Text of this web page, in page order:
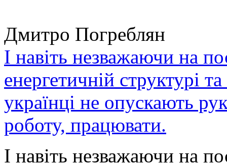
Дмитро Погреблян
І навіть незважаючи на
енергетичній структурі
українці не опускають
роботу, працювати.
І навіть незважаючи на